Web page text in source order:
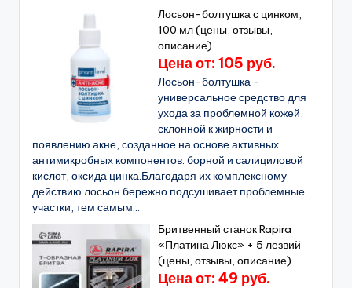
Лосьон-болтушка с цинком,
100 мл (цены, отзывы,
описание)
Цена от: 105 руб.
Лосьон-болтушка −
универсальное средство для
ухода за проблемной кожей,
склонной к жирности и
появлению акне, созданное на основе активных
антимикробных компонентов: борной и салициловой
кислот, оксида цинка.Благодаря их комплексному
действию лосьон бережно подсушивает проблемные
участки, тем самым...
Бритвенный станок Rapira
«Платина Люкс» + 5 лезвий
(цены, отзывы, описание)
Цена от: 49 руб.